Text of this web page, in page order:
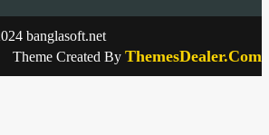
banglasoft.net
Theme Created By ThemesDealer.Com